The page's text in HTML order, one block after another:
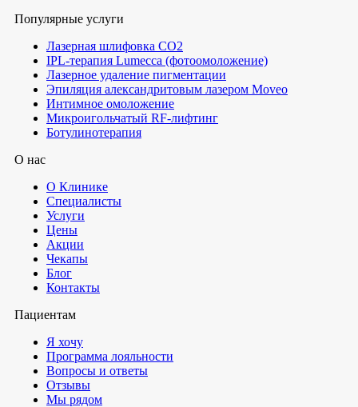
Популярные услуги
Лазерная шлифовка СО2
IPL-терапия Lumecca (фотоомоложение)
Лазерное удаление пигментации
Эпиляция александритовым лазером Moveo
Интимное омоложение
Микроигольчатый RF-лифтинг
Ботулинотерапия
О нас
О Клинике
Специалисты
Услуги
Цены
Акции
Чекапы
Блог
Контакты
Пациентам
Я хочу
Программа лояльности
Вопросы и ответы
Отзывы
Мы рядом